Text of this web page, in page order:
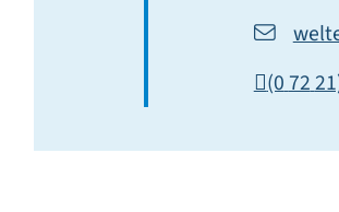
(0 72